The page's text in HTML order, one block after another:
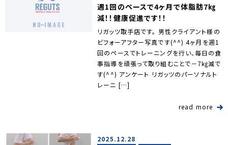
週1回のペースで4ヶ月で体脂肪7㎏
減！！健康促進です！！
リガッツ取手店です。 男性クライアント様の
ビフォーアフター写真です(^^) 4ヶ月を週1
回のペースでトレーニングを行い、毎日の食
事指導を頑張って取り組むことで－7㎏減で
す(^^) アンケート リガッツのパーソナルト
レーニ […]
read more
2025.12.28